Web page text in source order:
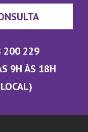
200 229
9H ÀS 18H